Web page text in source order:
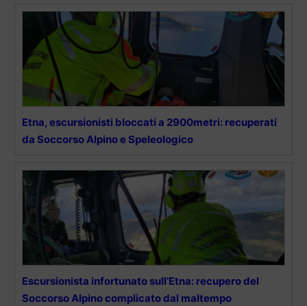
Etna, escursionisti bloccati a 2900metri: recuperati
da Soccorso Alpino e Speleologico
Escursionista infortunato sull’Etna: recupero del
Soccorso Alpino complicato dal maltempo